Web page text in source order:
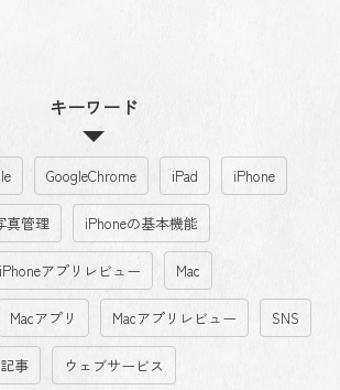
キーワード
GoogleChrome iPad iPhone
真管理 iPhoneの基本機能
iPhoneアプリレビュー Mac
Macアプリ Macアプリレビュー SNS
事 ウェブサービス